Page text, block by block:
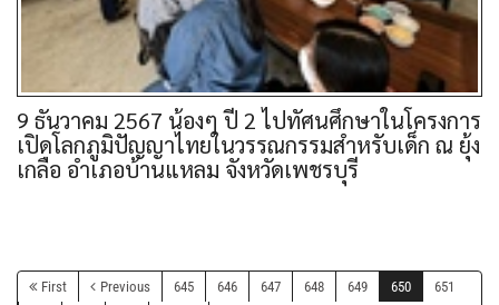
9 ธันวาคม 2567 น้องๆ ปี 2 ไปทัศนศึกษาในโครงการ
เปิดโลกภูมิปัญญาไทยในวรรณกรรมสำหรับเด็ก ณ ยุ้ง
เกลือ อำเภอบ้านแหลม จังหวัดเพชรบุรี
First Previous 645 646 647 648 649 650
651